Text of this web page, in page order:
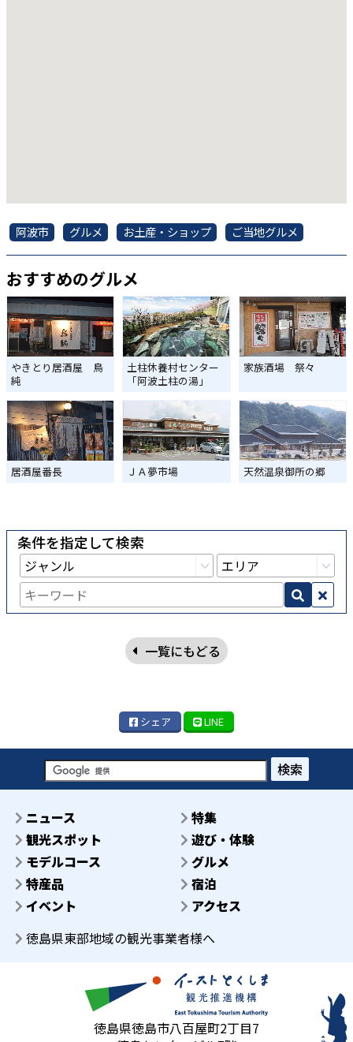
阿波市 グルメ お土産・ショップ ご当地グルメ
おすすめのグルメ
やきとり居酒屋 鳥
純
土柱休養村センター
「阿波土柱の湯」
家族酒場 祭々
居酒屋番長 ＪＡ夢市場 天然温泉御所の郷
条件を指定して検索
一覧にもどる
シェア LINE
検索
ニュース
特集
観光スポット
遊び・体験
モデルコース
グルメ
特産品
宿泊
イベント
アクセス
徳島県東部地域の観光事業者様へ
徳島県徳島市八百屋町2丁目7